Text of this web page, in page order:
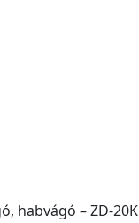
habvágó – ZD-20K